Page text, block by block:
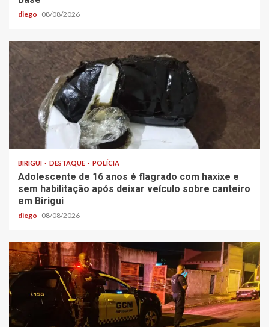
diego 08/08/2026
BIRIGUI DESTAQUE POLÍCIA
Adolescente de 16 anos é flagrado com haxixe e
sem habilitação após deixar veículo sobre canteiro
em Birigui
diego 08/08/2026